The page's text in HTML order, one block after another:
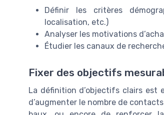
Définir les critères
localisation, etc.)
Analyser les motivations
Étudier les canaux de
Fixer des objectifs
La définition d’objectifs clairs est
d’augmenter le nombre de